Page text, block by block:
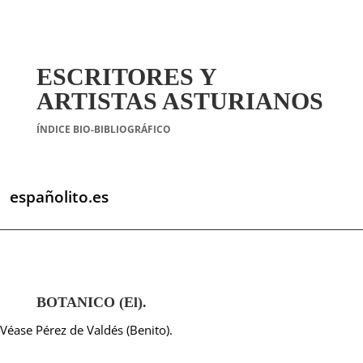
ESCRITORES Y
ARTISTAS ASTURIANOS
ÍNDICE BIO-BIBLIOGRÁFICO
españolito.es
BOTANICO (El).
Véase Pérez de Valdés (Benito).